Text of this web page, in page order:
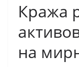
Кража
на